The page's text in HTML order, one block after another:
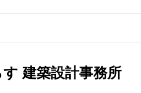
建築設計事務所